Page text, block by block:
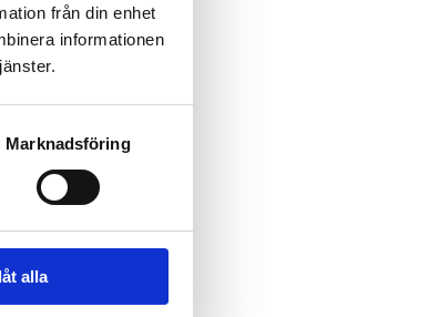
från din enhet
informationen
Marknadsföring
alla